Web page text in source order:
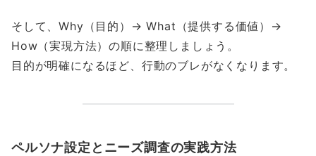
そして、Why（目的）→ What（提供する価値）→
How（実現方法）の順に整理しましょう。
目的が明確になるほど、行動のブレがなくなります。
ペルソナ設定とニーズ調査の実践方法